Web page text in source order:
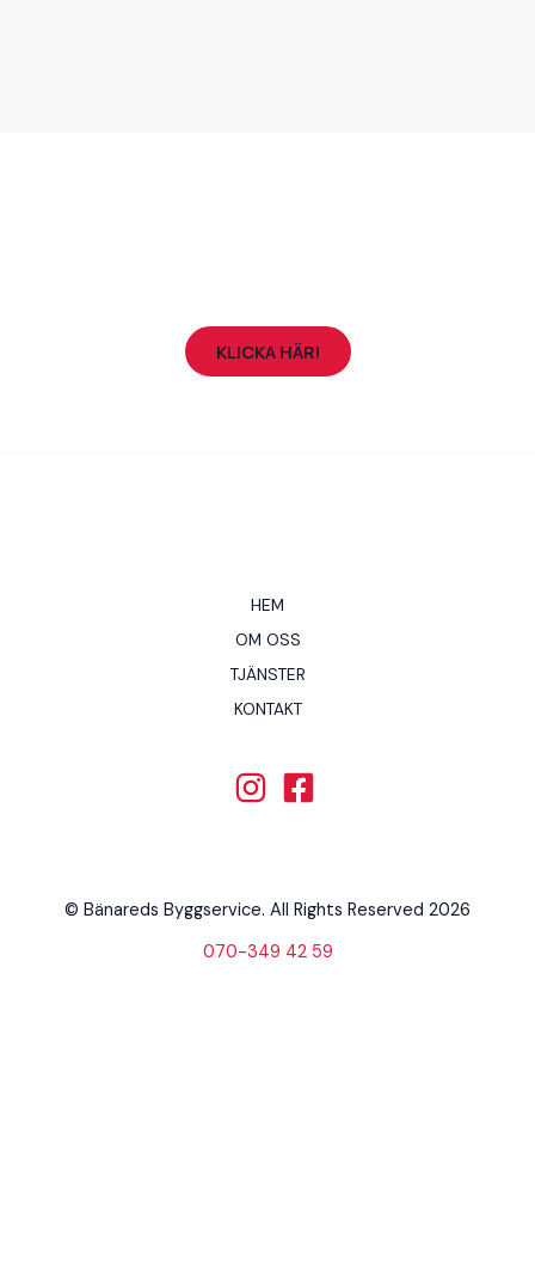
KLICKA HÄR!
HEM
OM OSS
TJÄNSTER
KONTAKT
© Bänareds Byggservice. All Rights Reserved 2026
070-349 42 59